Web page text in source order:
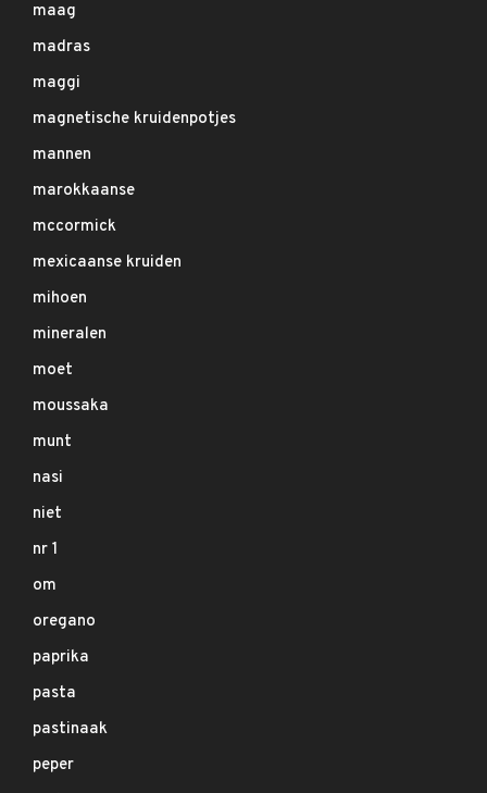
maag
madras
maggi
magnetische kruidenpotjes
mannen
marokkaanse
mccormick
mexicaanse kruiden
mihoen
mineralen
moet
moussaka
munt
nasi
niet
nr 1
om
oregano
paprika
pasta
pastinaak
peper